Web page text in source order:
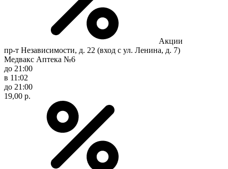
Акции
пр-т Независимости, д. 22 (вход с ул. Ленина, д. 7)
Медвакс Аптека №6
до 21:00
в 11:02
до 21:00
19,00 р.